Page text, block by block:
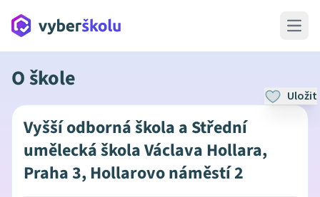
Open
O škole
Uložit
Vyšší odborná škola a Střední
umělecká škola Václava Hollara,
Praha 3, Hollarovo náměstí 2